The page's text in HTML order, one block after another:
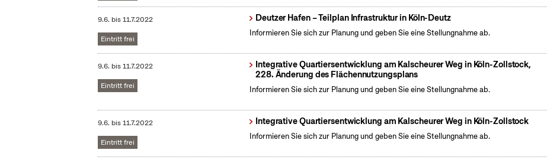
9.6. bis11.7.2022
Eintritt frei
Deutzer Hafen – Teilplan Infrastruktur in Köln-Deutz
Informieren Sie sich zur Planung und geben Sie eine Stellungnahme ab.
9.6. bis11.7.2022
Eintritt frei
Integrative Quartiersentwicklung am Kalscheurer Weg in Köln-Zollstock,
228. Änderung des Flächennutzungsplans
Informieren Sie sich zur Planung und geben Sie eine Stellungnahme ab.
9.6. bis11.7.2022
Eintritt frei
Integrative Quartiersentwicklung am Kalscheurer Weg in Köln-Zollstock
Informieren Sie sich zur Planung und geben Sie eine Stellungnahme ab.